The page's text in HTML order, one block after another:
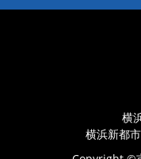
横
横浜新都